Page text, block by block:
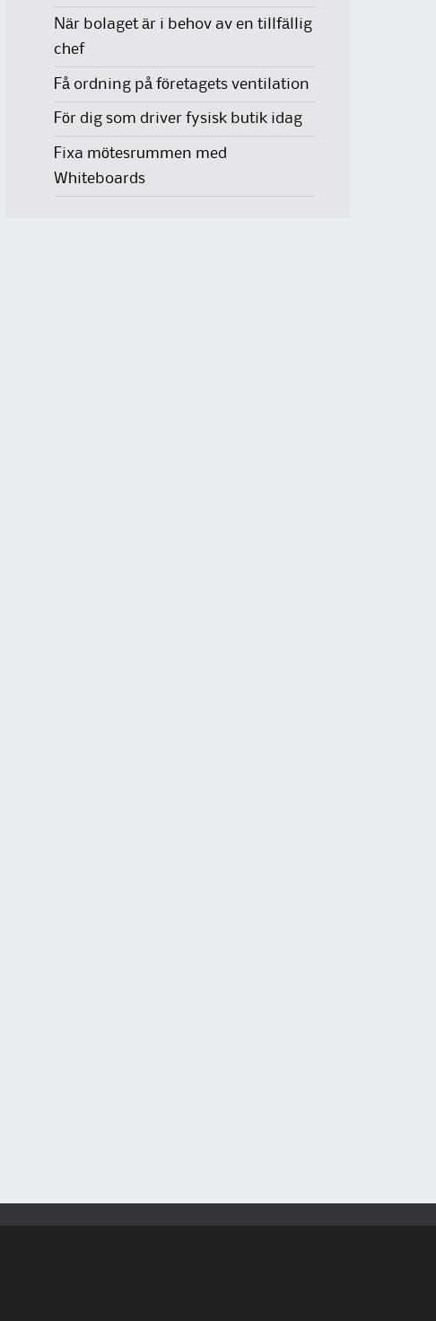
När bolaget är i behov av en tillfällig
chef
Få ordning på företagets ventilation
För dig som driver fysisk butik idag
Fixa mötesrummen med
Whiteboards